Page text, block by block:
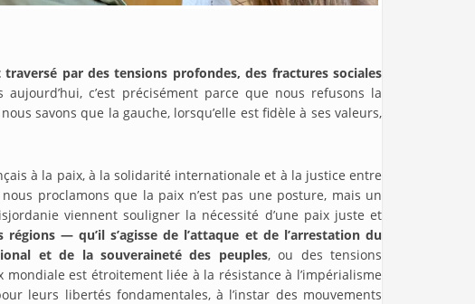
par des tensions profondes, des fractures sociales
c’est précisément parce que nous refusons la
savons que la gauche, lorsqu’elle est fidèle à ses valeurs,
à la paix, à la solidarité internationale et à la justice entre
proclamons que la paix n’est pas une posture, mais un
viennent souligner la nécessité d’une paix juste et
— qu’il s’agisse de l’attaque et de l’arrestation du
et de la souveraineté des peuples, ou des tensions
est étroitement liée à la résistance à l’impérialisme
leurs libertés fondamentales, à l’instar des mouvements